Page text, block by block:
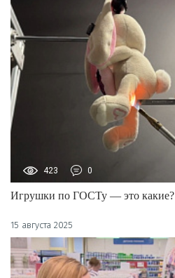
423 0
Игрушки по ГОСТу — это какие?
15 августа 2025